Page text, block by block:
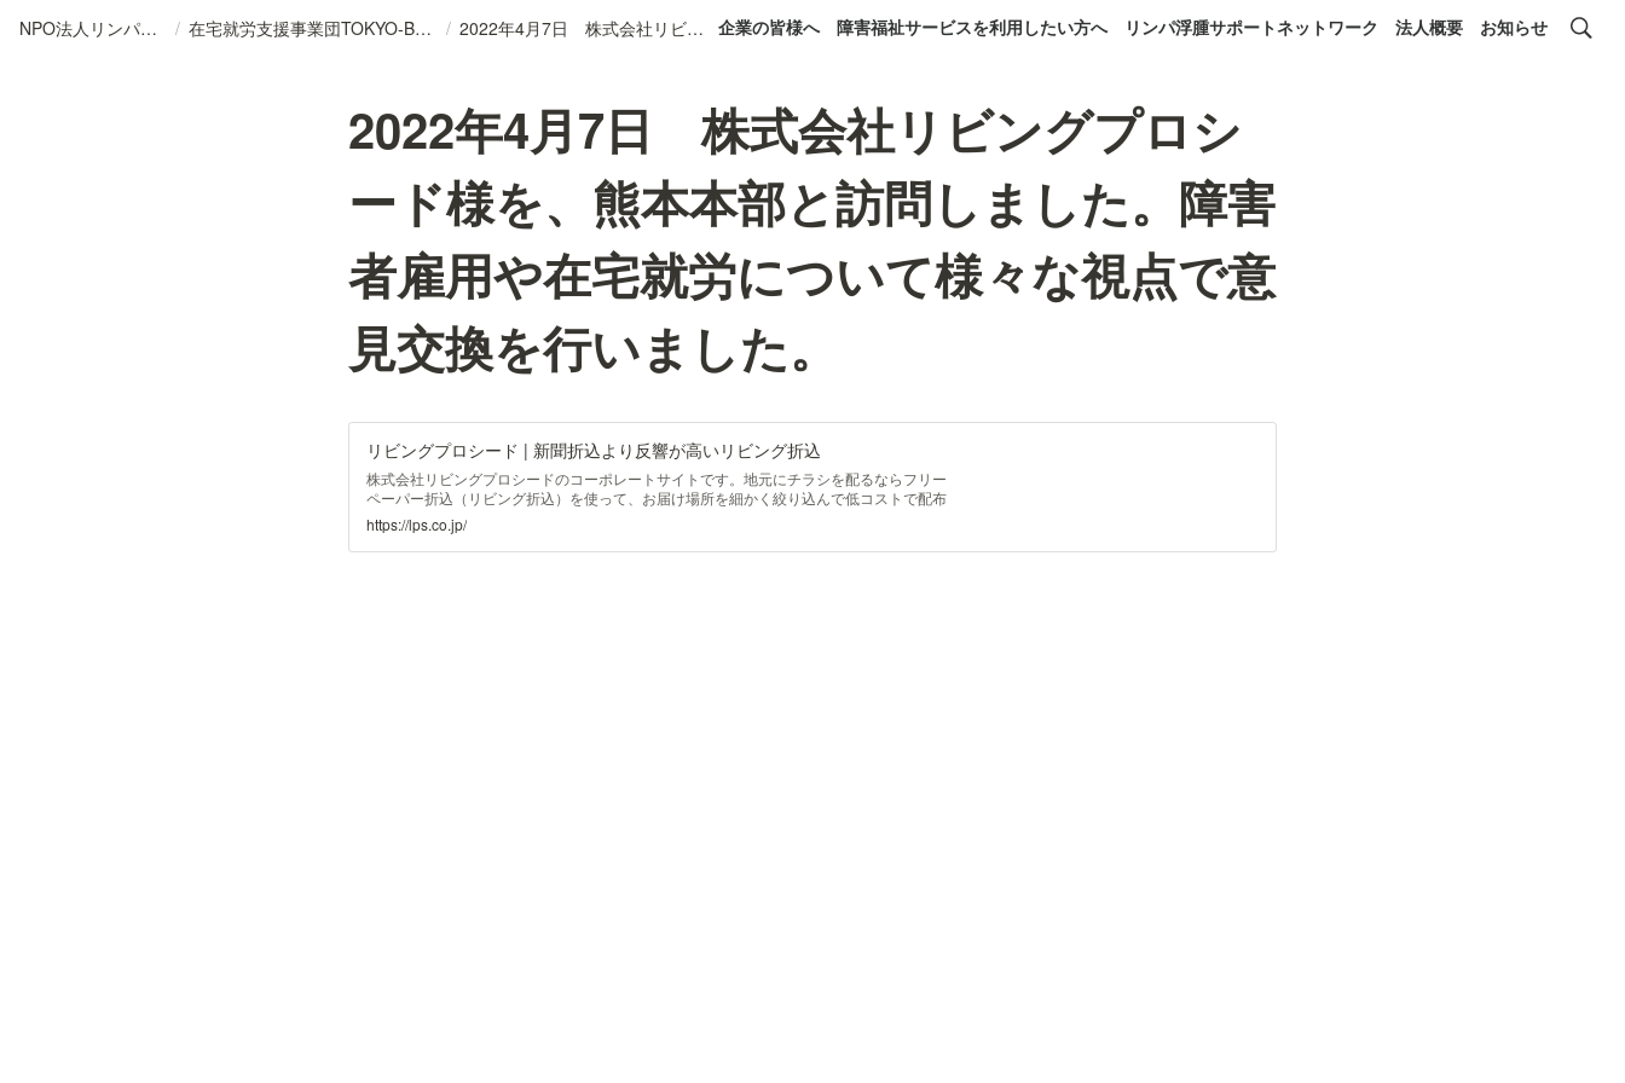
NPO法人リンパカフェ / 在宅就労支援事業団TOKYO-BAY公式記録（順次作成中） / 2022年4月7日 株式会社リビングプロシード様を、熊本本部と訪問しました。障害者雇用や在宅就労について様々な視点で意見交換を行いました。 企業の皆様へ 障害福祉サービスを利用したい方へ リンパ浮腫サポートネットワーク 法人概要 お知らせ
2022年4月7日 株式会社リビングプロシ
ード様を、熊本本部と訪問しました。障害
者雇用や在宅就労について様々な視点で意
見交換を行いました。
リビングプロシード | 新聞折込より反響が高いリビング折込
株式会社リビングプロシードのコーポレートサイトです。地元にチラシを配るならフリー
ペーパー折込（リビング折込）を使って、お届け場所を細かく絞り込んで低コストで配布
してみませんか？新聞未購読層にもリーチできます。
https://lps.co.jp/